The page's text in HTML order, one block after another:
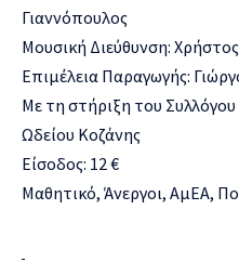
Γιαννόπουλος
Μουσική Διεύθυνση:
Επιμέλεια Παραγωγής:
Με τη στήριξη του
Ωδείου Κοζάνης
Είσοδος: 12 €
Μαθητικό, Άνεργοι, ΑμΕΑ,